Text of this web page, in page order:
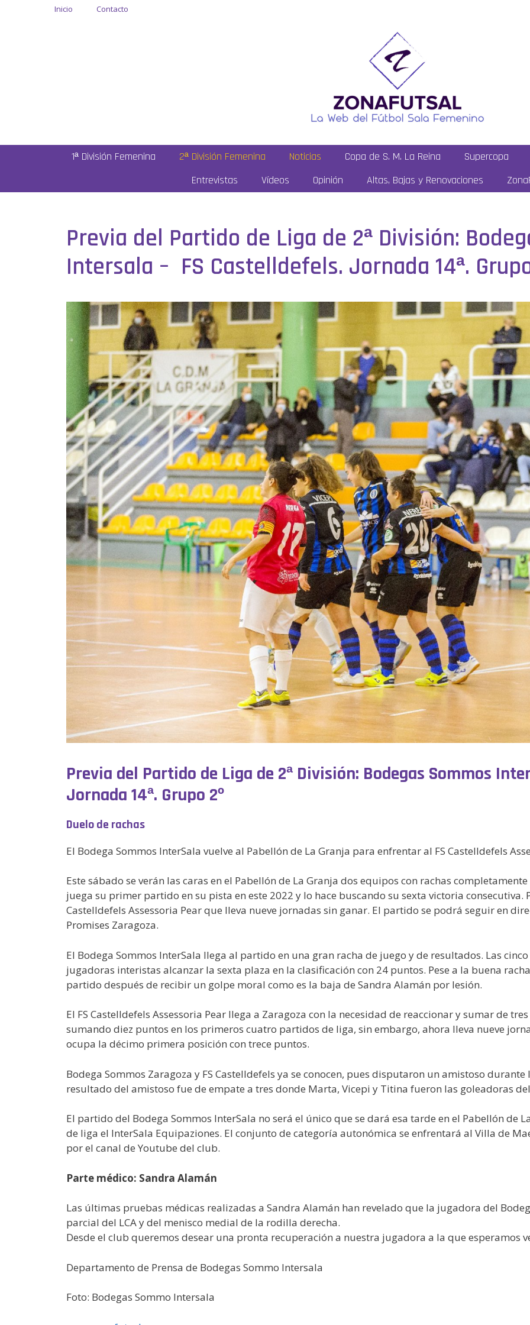
Inicio Contacto
1ª División Femenina 2ª División Femenina Noticias Copa de S. M. La Reina
Supercopa
Entrevistas
Vídeos Opinión Altas, Bajas y Renovaciones
Previa del Partido de Liga de 2ª División:
Intersala – FS Castelldefels. Jornada 14ª.
Previa del Partido de Liga de 2ª División: Bodegas Sommos
Jornada 14ª. Grupo 2º
Duelo de rachas
El Bodega Sommos InterSala vuelve al Pabellón de La Granja para enfrentar al FS Castelldefels
Este sábado se verán las caras en el Pabellón de La Granja dos equipos con rachas
juega su primer partido en su pista en este 2022 y lo hace buscando su sexta victoria consecutiva.
Castelldefels Assessoria Pear que lleva nueve jornadas sin ganar. El partido se podrá seguir en
Promises Zaragoza.
El Bodega Sommos InterSala llega al partido en una gran racha de juego y de resultados. Las
jugadoras interistas alcanzar la sexta plaza en la clasificación con 24 puntos. Pese a la buena
partido después de recibir un golpe moral como es la baja de Sandra Alamán por lesión.
El FS Castelldefels Assessoria Pear llega a Zaragoza con la necesidad de reaccionar y sumar de
sumando diez puntos en los primeros cuatro partidos de liga, sin embargo, ahora lleva nueve
ocupa la décimo primera posición con trece puntos.
Bodega Sommos Zaragoza y FS Castelldefels ya se conocen, pues disputaron un amistoso
resultado del amistoso fue de empate a tres donde Marta, Vicepi y Titina fueron las goleadoras
El partido del Bodega Sommos InterSala no será el único que se dará esa tarde en el Pabellón de
de liga el InterSala Equipaziones. El conjunto de categoría autonómica se enfrentará al Villa de
por el canal de Youtube del club.
Parte médico: Sandra Alamán
Las últimas pruebas médicas realizadas a Sandra Alamán han revelado que la jugadora del
parcial del LCA y del menisco medial de la rodilla derecha.
Desde el club queremos desear una pronta recuperación a nuestra jugadora a la que esperamos
Departamento de Prensa de Bodegas Sommo Intersala
Foto: Bodegas Sommo Intersala